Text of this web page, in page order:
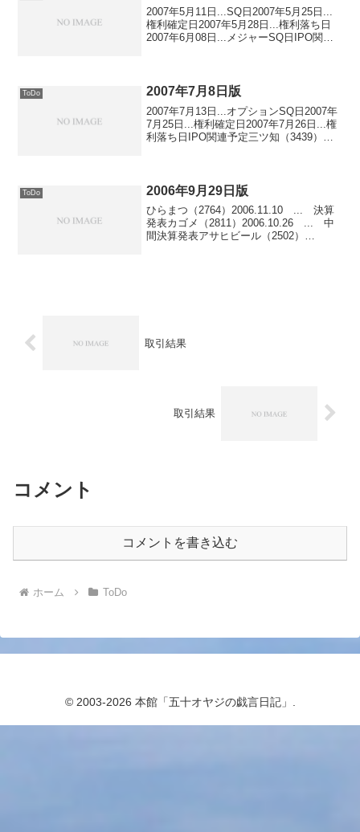
2007年5月11日...SQ日2007年5月25日...
権利確定日2007年5月28日...権利落ち日
2007年6月08日...メジャーSQ日IPO関連
ToDo 2007年7月8日版
2007年7月13日...オプションSQ日2007年
7月25日...権利確定日2007年7月26日...権
利落ち日IPO関連予定三ツ知（3439）需
ToDo 2006年9月29日版
ひらまつ（2764）2006.11.10 ... 決算
発表カゴメ（2811）2006.10.26 ... 中
間決算発表アサヒビール（2502）
取引結果
取引結果
コメント
コメントを書き込む
ホーム ToDo
© 2003-2026 本館「五十オヤジの戯言日記」.